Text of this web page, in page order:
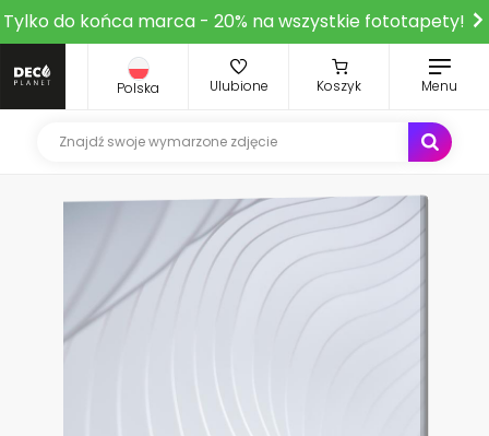
Tylko do końca marca - 20% na wszystkie fototapety!
Polska Ulubione Koszyk Menu